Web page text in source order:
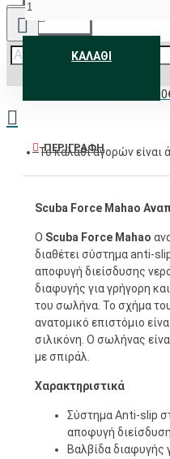
Menu
0 προϊόν(τα) -
Το καλάθι αγορών είναι
ΚΑΛΆΘΙ
ΠΕΡΙΓΡΑΦΉ
Scuba Force Mahao
Ο Scuba Force Mahao
διαθέτει σύστημα anti-
αποφυγή διείσδυσης
διαφυγής για γρήγορη
του σωλήνα. Το σχήμα
ανατομικό επιστόμιο
σιλικόνη. Ο σωλήνας
με σπιράλ.
Χαρακτηριστικά
Σύστημα Anti-slip
αποφυγή
Βαλβίδα διαφυγής